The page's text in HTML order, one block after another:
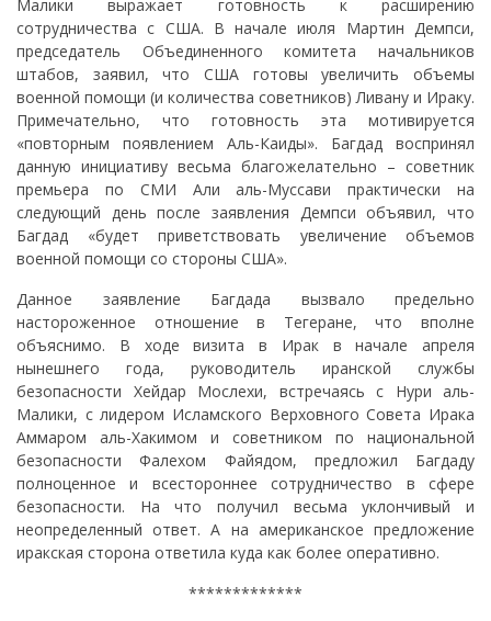
Малики выражает готовность к расширению
сотрудничества с США. В начале июля Мартин Демпси,
председатель Объединенного комитета начальников
штабов, заявил, что США готовы увеличить объемы
военной помощи (и количества советников) Ливану и Ираку.
Примечательно, что готовность эта мотивируется
«повторным появлением Аль-Каиды». Багдад воспринял
данную инициативу весьма благожелательно – советник
премьера по СМИ Али аль-Муссави практически на
следующий день после заявления Демпси объявил, что
Багдад «будет приветствовать увеличение объемов
военной помощи со стороны США».
Данное заявление Багдада вызвало предельно
настороженное отношение в Тегеране, что вполне
объяснимо. В ходе визита в Ирак в начале апреля
нынешнего года, руководитель иранской службы
безопасности Хейдар Мослехи, встречаясь с Нури аль-
Малики, с лидером Исламского Верховного Совета Ирака
Аммаром аль-Хакимом и советником по национальной
безопасности Фалехом Файядом, предложил Багдаду
полноценное и всестороннее сотрудничество в сфере
безопасности. На что получил весьма уклончивый и
неопределенный ответ. А на американское предложение
иракская сторона ответила куда как более оперативно.
*************